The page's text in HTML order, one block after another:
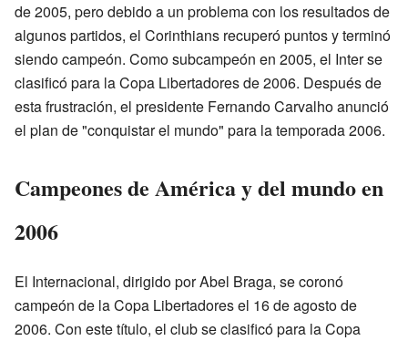
de 2005, pero debido a un problema con los resultados de
algunos partidos, el Corinthians recuperó puntos y terminó
siendo campeón. Como subcampeón en 2005, el Inter se
clasificó para la Copa Libertadores de 2006. Después de
esta frustración, el presidente Fernando Carvalho anunció
el plan de "conquistar el mundo" para la temporada 2006.
Campeones de América y del mundo en
2006
El Internacional, dirigido por Abel Braga, se coronó
campeón de la Copa Libertadores el 16 de agosto de
2006. Con este título, el club se clasificó para la Copa